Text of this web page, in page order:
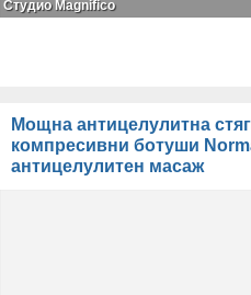
Студио Magnifico
Мощна антицелулитна
компресивни ботуши
антицелулитен масаж